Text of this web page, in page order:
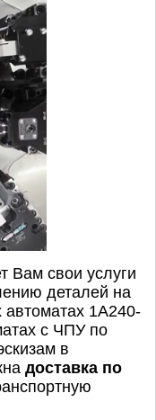
Вам свои услуги
деталей на
1А240-
с ЧПУ по
в
доставка по